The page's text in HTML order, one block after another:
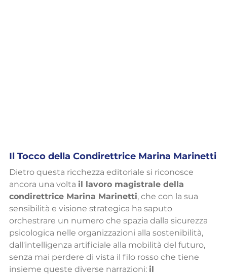
Il Tocco della Condirettrice Marina Marinetti
Dietro questa ricchezza editoriale si riconosce
ancora una volta il lavoro magistrale della
condirettrice Marina Marinetti, che con la sua
sensibilità e visione strategica ha saputo
orchestrare un numero che spazia dalla sicurezza
psicologica nelle organizzazioni alla sostenibilità,
dall'intelligenza artificiale alla mobilità del futuro,
senza mai perdere di vista il filo rosso che tiene
insieme queste diverse narrazioni: il